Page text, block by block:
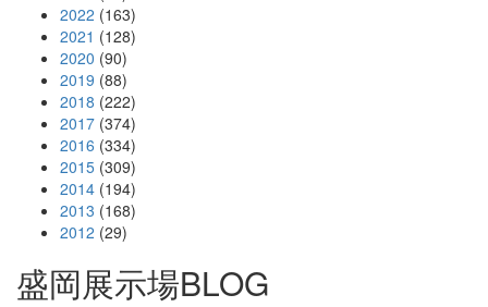
2022 (163)
2021 (128)
2020 (90)
2019 (88)
2018 (222)
2017 (374)
2016 (334)
2015 (309)
2014 (194)
2013 (168)
2012 (29)
盛岡展示場BLOG